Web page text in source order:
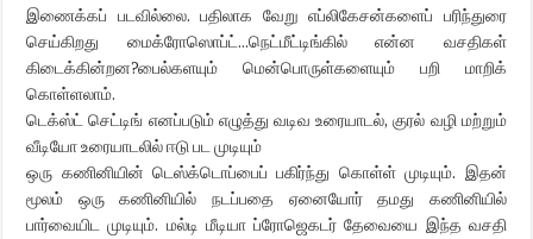
இணைக்கப் படவில்லை. பதிலாக வேறு எப்லிகேசன்களைப் பரிந்துரை
செய்கிறது மைக்ரோஸொப்ட்…நெட்மீட்டிங்கில் என்ன வசதிகள்
கிடைக்கின்றன?பைல்களயும் மென்பொருள்களையும் பறி மாறிக்
கொள்ளலாம்.
டெக்ஸ்ட் செட்டிங் எனப்படும் எழுத்து வடிவ உரையாடல், குரல் வழி மற்றும்
வீடியோ உரையாடலில் ஈடு பட முடியும்
ஒரு கணினியின் டெஸ்க்டொப்பைப் பகிர்ந்து கொள்ள் முடியும். இதன்
மூலம் ஒரு கணினியில் நடப்பதை ஏனையோர் தமது கணினியில்
பார்வையிட முடியும். மல்டி மீடியா ப்ரோஜெகடர் தேவையை இந்த வசதி